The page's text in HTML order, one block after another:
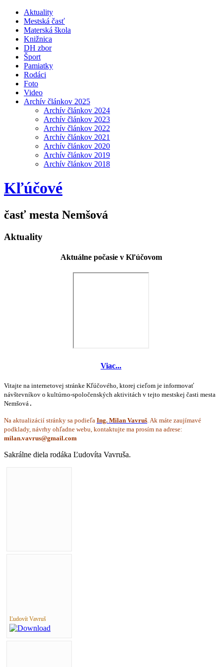
Aktuality
Mestská časť
Materská škola
Knižnica
DH zbor
Šport
Pamiatky
Rodáci
Foto
Video
Archív článkov 2025
Archív článkov 2024
Archív článkov 2023
Archív článkov 2022
Archív článkov 2021
Archív článkov 2020
Archív článkov 2019
Archív článkov 2018
Kľúčové
časť mesta Nemšová
Aktuality
Aktuálne počasie v Kľúčovom
Viac...
Vitajte na internetovej stránke Kľúčového, ktorej cieľom je informovať
návštevníkov o kultúrno-spoločenských aktivitách v tejto mestskej časti mesta
Nemšová .
Na aktualizácií stránky sa podieľa Ing. Milan Vavruš . Ak máte zaujímavé
podklady, návrhy ohľadne webu, kontaktujte ma prosím na adrese:
Sakrálne diela rodáka Ľudovíta Vavruša.
Ľudovít Vavruš